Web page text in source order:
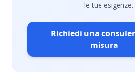
le tue esigenze.
Richiedi una
misura